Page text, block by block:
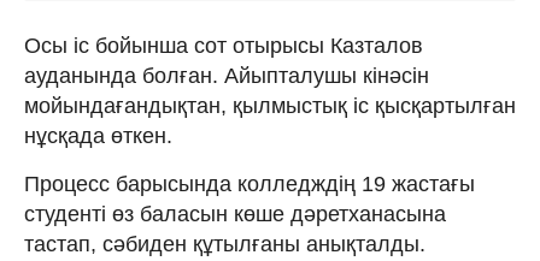
Осы іс бойынша сот отырысы Казталов
ауданында болған. Айыпталушы кінәсін
мойындағандықтан, қылмыстық іс қысқартылған
нұсқада өткен.
Процесс барысында колледждің 19 жастағы
студенті өз баласын көше дәретханасына
тастап, сәбиден құтылғаны анықталды.